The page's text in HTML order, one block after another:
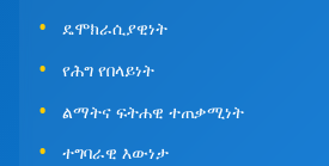
ዴሞክራሲያዊነት
የሕግ የበላይነት
ልማትና ፍትሐዊ ተጠቃሚነት
ተግባራዊ እውነታ